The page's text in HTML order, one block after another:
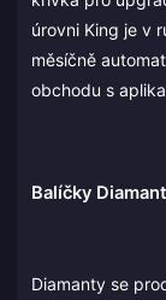
úrovni King je v
měsíčně
obchodu s
Balíčky
Diamanty se